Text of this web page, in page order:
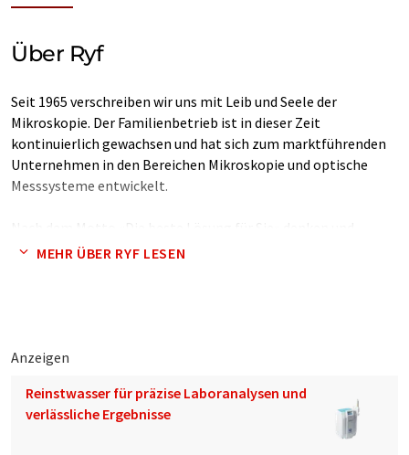
Über Ryf
Seit 1965 verschreiben wir uns mit Leib und Seele der
Mikroskopie. Der Familienbetrieb ist in dieser Zeit
kontinuierlich gewachsen und hat sich zum marktführenden
Unternehmen in den Bereichen Mikroskopie und optische
Messsysteme entwickelt.
handeln wir unabhängig, lösungsorientiert und vor allem
einer umfassenden Produktpalette sind wir auch für
Sonderlösungen und komplexe kundenspezifische
Anforderungen Ihr kompetenter Ansprechpartner. Zehn
MEHR ÜBER RYF LESEN
Anzeigen
Reinstwasser für präzise Laboranalysen und
verlässliche Ergebnisse